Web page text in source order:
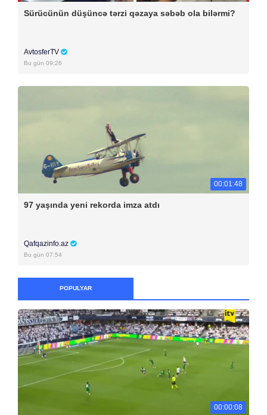
Sürücünün düşüncə tərzi qəzaya səbəb ola bilərmi?
AvtosferTV
Bu gün 09:26
00:01:48
97 yaşında yeni rekorda imza atdı
Qafqazinfo.az
Bu gün 07:54
POPULYAR
00:00:08